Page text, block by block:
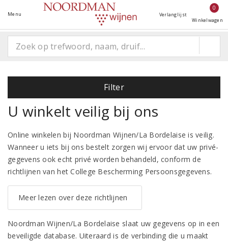
Menu Verlanglijst
0
Winkelwagen
Filter
U winkelt veilig bij ons
Online winkelen bij Noordman Wijnen/La Bordelaise is veilig.
Wanneer u iets bij ons bestelt zorgen wij ervoor dat uw privé-
gegevens ook echt privé worden behandeld, conform de
richtlijnen van het College Bescherming Persoonsgegevens.
Meer lezen over deze richtlijnen
Noordman Wijnen/La Bordelaise slaat uw gegevens op in een
beveiligde database. Uiteraard is de verbinding die u maakt